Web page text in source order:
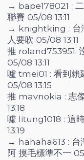
→ bape178021 :
聯賽 05/08 13:11
→ knightking : 台
人要吹 05/08 13:11
推 roland753951:
05/08 13:11
噓 tmei01 : 看到賴
05/08 13:15
推 mavnokia : 志
13:18
噓 litung1018 : 這
13:19
→ hahaha613 : 台
阿 摸毛標準不一